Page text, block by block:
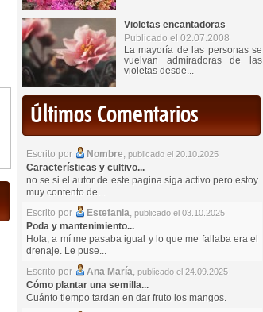
Violetas encantadoras
Publicado el 02.07.2008
La mayoría de las personas se
vuelvan admiradoras de las
violetas desde...
Últimos Comentarios
Escrito por Nombre, publicado el 20.10.2025
Características y cultivo...
no se si el autor de este pagina siga activo pero estoy
muy contento de...
Escrito por
Estefania, publicado el 03.10.2025
Poda y mantenimiento...
Hola, a mí me pasaba igual y lo que me fallaba era el
drenaje. Le puse...
Escrito por
Ana María, publicado el 24.09.2025
Cómo plantar una semilla...
Cuánto tiempo tardan en dar fruto los mangos.